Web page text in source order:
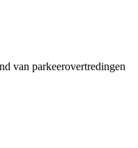
van parkeerovertredingen